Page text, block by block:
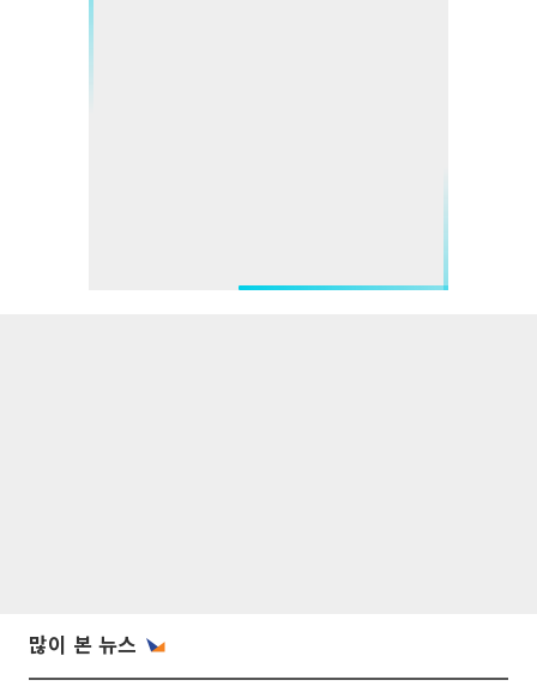
많이 본 뉴스